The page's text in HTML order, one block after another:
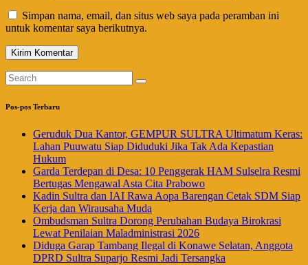
Simpan nama, email, dan situs web saya pada peramban ini
untuk komentar saya berikutnya.
Pos-pos Terbaru
Geruduk Dua Kantor, GEMPUR SULTRA Ultimatum Keras:
Lahan Puuwatu Siap Diduduki Jika Tak Ada Kepastian
Hukum
Garda Terdepan di Desa: 10 Penggerak HAM Sulselra Resmi
Bertugas Mengawal Asta Cita Prabowo
Kadin Sultra dan IAI Rawa Aopa Barengan Cetak SDM Siap
Kerja dan Wirausaha Muda
Ombudsman Sultra Dorong Perubahan Budaya Birokrasi
Lewat Penilaian Maladministrasi 2026
Diduga Garap Tambang Ilegal di Konawe Selatan, Anggota
DPRD Sultra Suparjo Resmi Jadi Tersangka